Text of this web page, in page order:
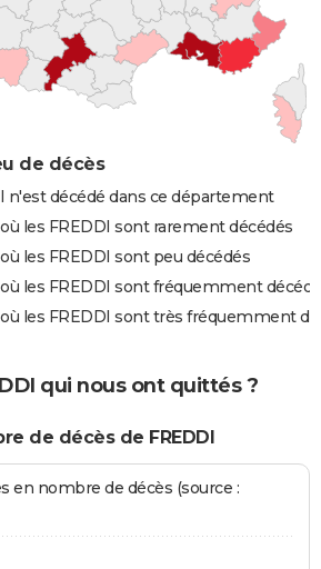
de décès
n'est décédé dans ce département
les FREDDI sont rarement décédés
les FREDDI sont peu décédés
les FREDDI sont fréquemment
les FREDDI sont très fréquemment
qui nous ont quittés ?
de décès de FREDDI
en nombre de décès (source :